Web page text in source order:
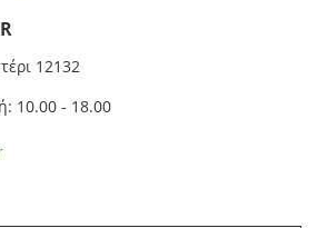
12132
10.00 - 18.00